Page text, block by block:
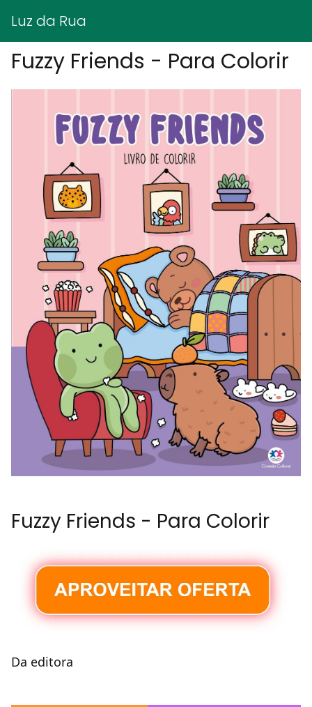
Luz da Rua
Fuzzy Friends - Para Colorir
Fuzzy Friends - Para Colorir
Da editora